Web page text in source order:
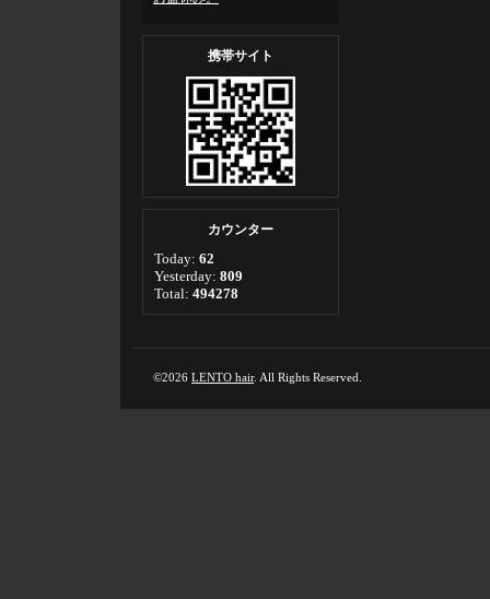
携帯サイト
カウンター
Today: 62
Yesterday: 809
Total: 494278
©2026 LENTO hair. All Rights Reserved.